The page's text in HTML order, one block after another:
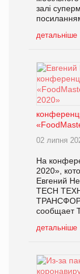
залі
детальніше
02 липня
На
2020»,
Евгений
TECH
сообщает
детальніше